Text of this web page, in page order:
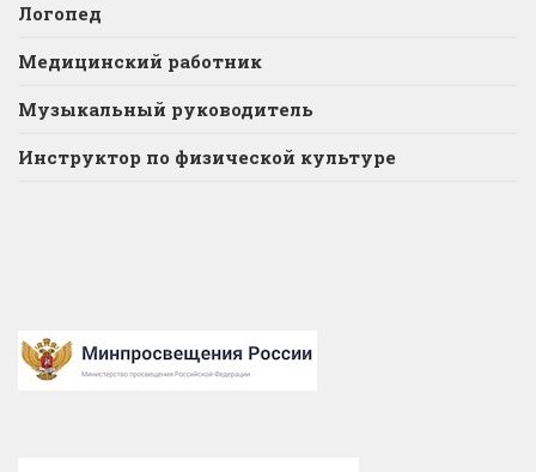
Логопед
Медицинский работник
Музыкальный руководитель
Инструктор по физической культуре